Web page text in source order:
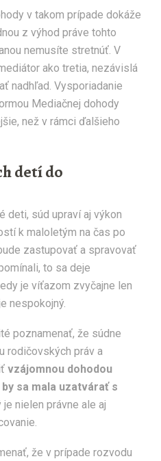
v takom prípade dokáže
z výhod práve tohto
nemusíte stretnúť. V
ako tretia, nezávislá
nadhľad. Vysporiadanie
Mediačnej dohody
než v rámci ďalšieho
detí do
deti, súd upraví aj výkon
k maloletým na čas po
zastupovať a spravovať
to sa deje
je víťazom zvyčajne len
nespokojný.
poznamenať, že súdne
rodičovských práv a
vzájomnou dohodou
by sa mala uzatvárať s
je nielen právne ale aj
že v prípade rozvodu